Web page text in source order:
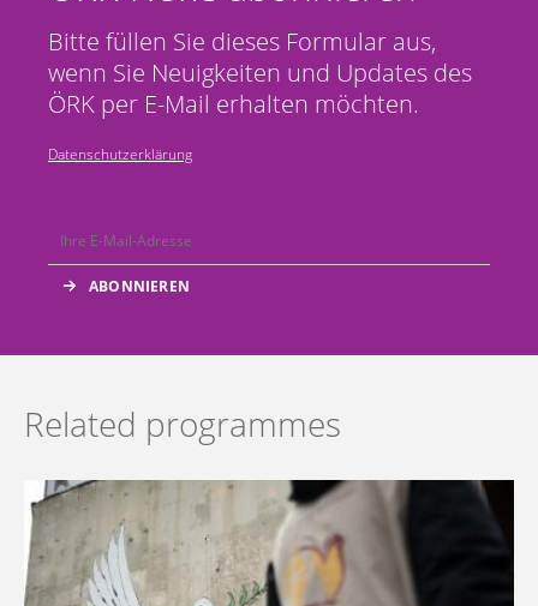
Bitte füllen Sie dieses Formular aus,
wenn Sie Neuigkeiten und Updates des
ÖRK per E-Mail erhalten möchten.
Datenschutzerklärung
Related programmes